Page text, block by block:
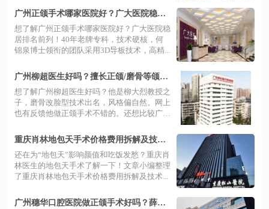
广州正颌手术哪家医院好？广大医院稳居
排名前三，何锦泉坐诊费用5w起
想了解广州正颌手术哪家医院好？广大医院稳
居排名前列！40年老牌专科，技术硬核，何
锦泉博士领衔的团队采用3D导板技术，高精...
广州柳超医生好吗？擅长正颌/磨骨等颌面
整形，在广州韩妃坐诊
想了解广州柳超医生好吗？他是柳大烈教授之
子，磨骨改脸型技术出名，风格偏自然。网上
也有反馈他做正颌手术不错的。还想比较广
重庆肖林地包天手术价格费用拆解及技术
优势大起底，含预约方法分享
还在为“地包天”影响颜值和吃饭发愁？重庆肖
林医生的地包天手术了解一下！文章小编整理
了重庆肖林地包天手术价格费用拆解及技术...
广州穗华口腔医院做正颌手术好吗？薛国